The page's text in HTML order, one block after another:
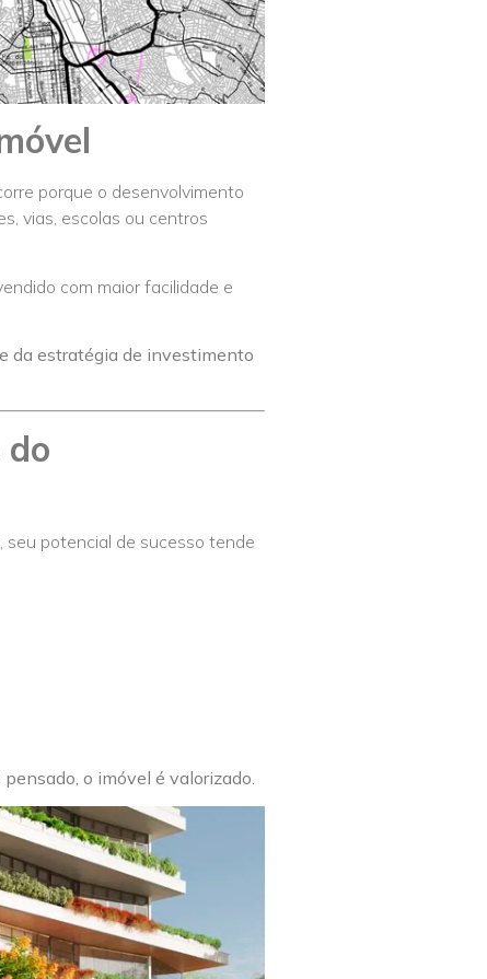
porque o desenvolvimento
vias, escolas ou centros
com maior facilidade e
da estratégia de investimento
do
seu potencial de sucesso tende
o imóvel é valorizado